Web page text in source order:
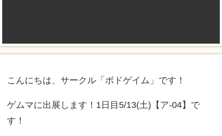
こんにちは、サークル「ボドゲイム」です！
ゲムマに出展します！1日目5/13(土)【ア-04】で
す！